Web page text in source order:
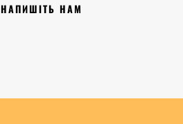
НАПИШІТЬ НАМ